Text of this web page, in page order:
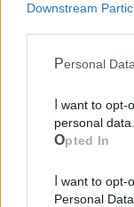
Downstream
Personal
personal data.
Opted In
Personal Data.
Cia
Mari
Scopri tutte le